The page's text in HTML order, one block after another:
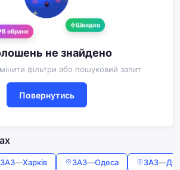
Швидко
В обране
не знайдено
фільтри або пошуковий запит
Повернутись
ЗАЗ—Харків ЗАЗ—Одеса ЗАЗ—